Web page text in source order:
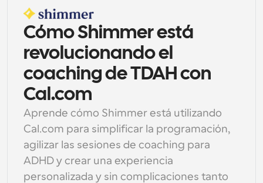
Soluciones
Por tamaño del equipo
Para individuos
Programación personal hecha simple
Para Equipos
Programación colaborativa para grupos
Para desarrolladores
Funciones y integraciones poderosas
Para empresas
Empresa
Desarrollador
Documentación del Desarrollador
Documentación para la plataforma Cal.com
API
Crea tus propias integraciones con nuestra API pública
Cal.ai
Cómo Shimmer está
revolucionando el
coaching de TDAH con
Cal.com
Aprende cómo Shimmer está utilizando
Cal.com para simplificar la programación,
agilizar las sesiones de coaching para
ADHD y crear una experiencia
personalizada y sin complicaciones tanto